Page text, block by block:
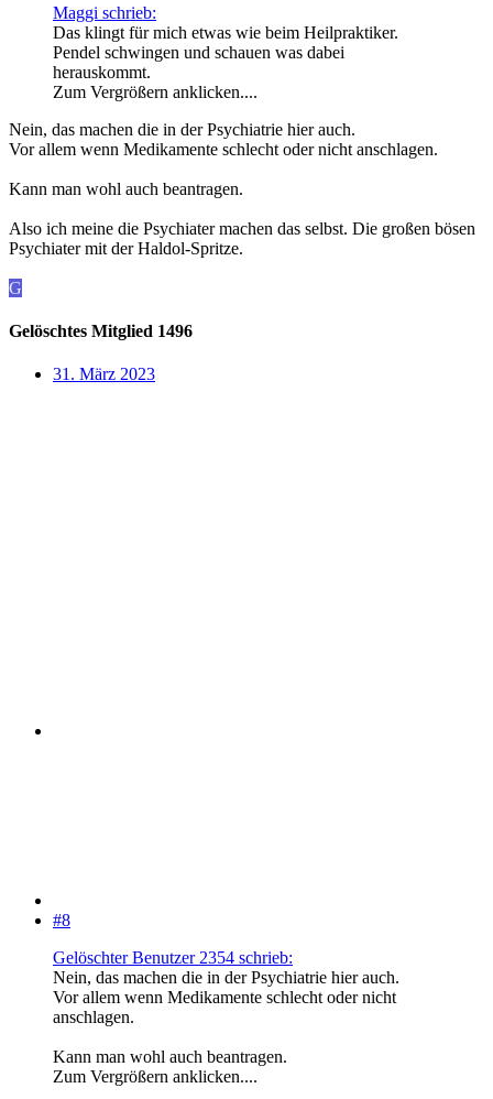
Maggi schrieb:
Das klingt für mich etwas wie beim Heilpraktiker.
Pendel schwingen und schauen was dabei
herauskommt.
Zum Vergrößern anklicken....
Nein, das machen die in der Psychiatrie hier auch.
Vor allem wenn Medikamente schlecht oder nicht anschlagen.
Kann man wohl auch beantragen.
Also ich meine die Psychiater machen das selbst. Die großen bösen
Psychiater mit der Haldol-Spritze.
G
Gelöschtes Mitglied 1496
31. März 2023
#8
Gelöschter Benutzer 2354 schrieb:
Nein, das machen die in der Psychiatrie hier auch.
Vor allem wenn Medikamente schlecht oder nicht
anschlagen.
Kann man wohl auch beantragen.
Zum Vergrößern anklicken....